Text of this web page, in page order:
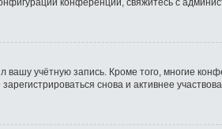
вашу учётную запись. Кроме того, многие
снова и активнее